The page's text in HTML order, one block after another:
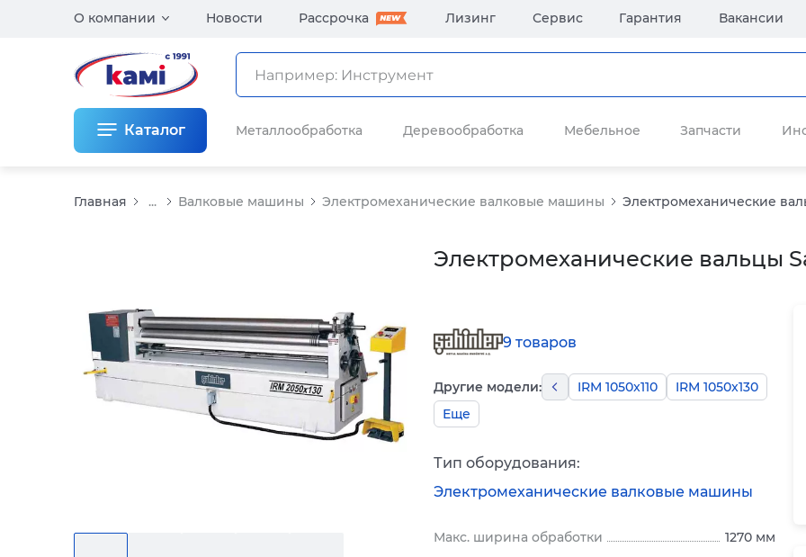
О компании Новости Рассрочка Лизинг Сервис Гарантия Вакансии
Каталог Металлообработка Деревообработка Мебельное Запчасти
Главная ... Валковые машины Электромеханические валковые машины Электромеханические
Электромеханические вальцы
9 товаров
Другие модели: IRM 1050x110
IRM 1050x130
Еще
Тип оборудования:
Электромеханические валковые машины
Макс. ширина обработки
1270 мм